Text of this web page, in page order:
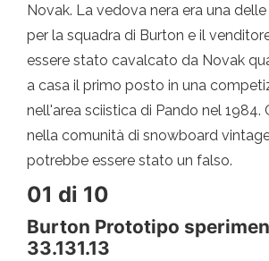
Novak. La vedova nera era una
per la squadra di Burton e il
essere stato cavalcato da Novak
a casa il primo posto in una
nell'area sciistica di Pando nel 1984.
nella comunità di snowboard
potrebbe essere stato un falso.
01 di 10
Burton Prototipo
33.131.13